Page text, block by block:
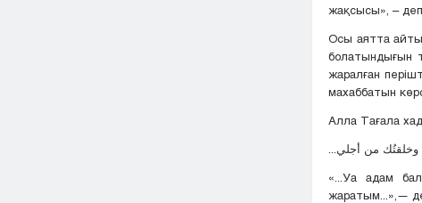
жақсысы», – деп
Осы аятта
болатындығын
жаралған
махаббатын
Алла Тағала
«...Уа адам
жаратым...»,—